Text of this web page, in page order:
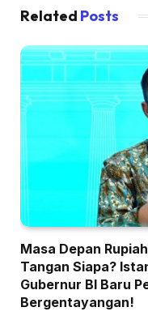
Related Posts
Masa Depan
Tangan Siapa?
Gubernur BI Baru
Bergentayangan!